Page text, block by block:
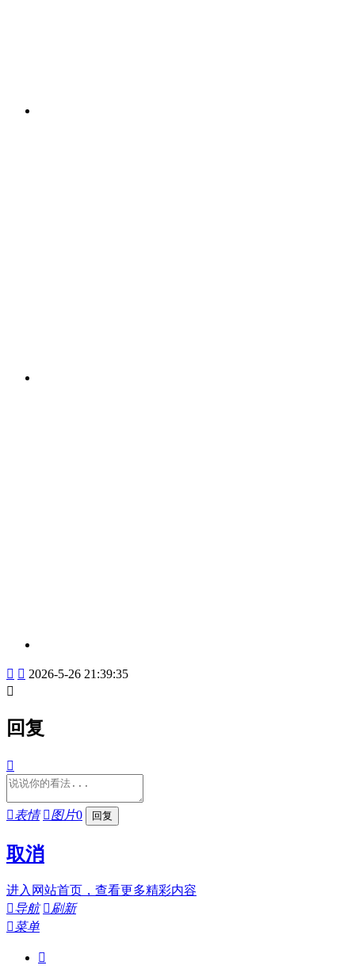
  2026-5-26 21:39:35

回复

表情 图片0
取消
进入网站首页，查看更多精彩内容
导航 刷新
菜单
